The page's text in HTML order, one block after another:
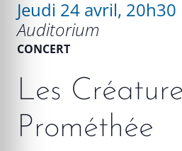
Jeudi 24 avril, 20h30
Auditorium
CONCERT
Les
Prométhée